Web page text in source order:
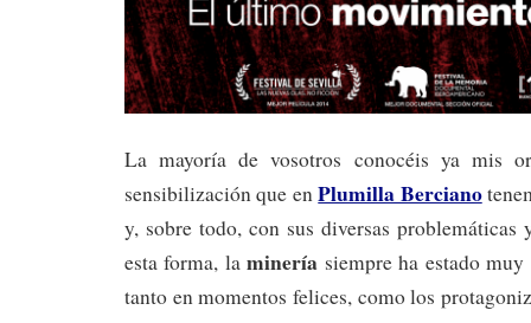
La mayoría de vosotros conocéis ya mis
sensibilización que enPlumilla Berciano
y, sobre todo, con sus diversas problemáticas
esta forma, laminería siempre ha estado
tanto en momentos felices, como los